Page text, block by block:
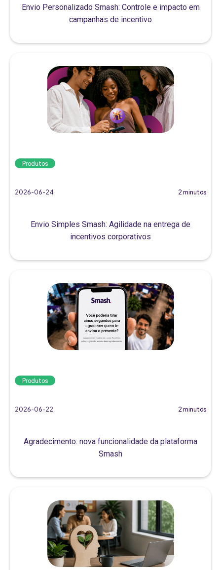
Envio Personalizado Smash: Controle e impacto em
campanhas de incentivo
Produtos
2026-06-24 2 minutos
Envio Simples Smash: Agilidade na entrega de
incentivos corporativos
Produtos
2026-06-22 2 minutos
Agradecimento: nova funcionalidade da plataforma
Smash